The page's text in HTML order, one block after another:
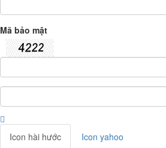
Mã bảo mật
Icon hài hước Icon yahoo